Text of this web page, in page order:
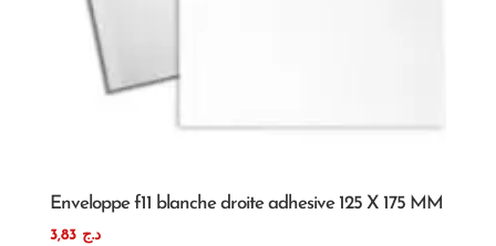
Enveloppe f11 blanche droite adhesive 125 X 175 MM
د.ج 3,83